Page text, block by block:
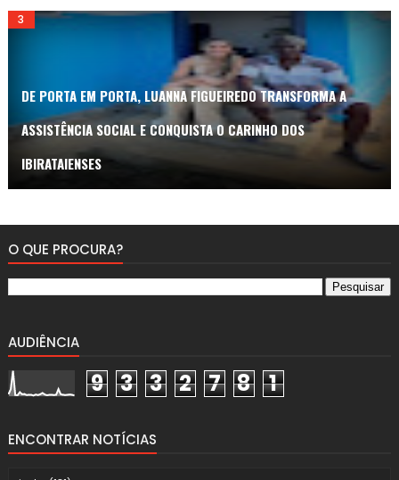
DE PORTA EM PORTA, LUANNA FIGUEIREDO TRANSFORMA A
ASSISTÊNCIA SOCIAL E CONQUISTA O CARINHO DOS
IBIRATAIENSES
O QUE PROCURA?
AUDIÊNCIA
9 3 3 2 7 8 1
ENCONTRAR NOTÍCIAS